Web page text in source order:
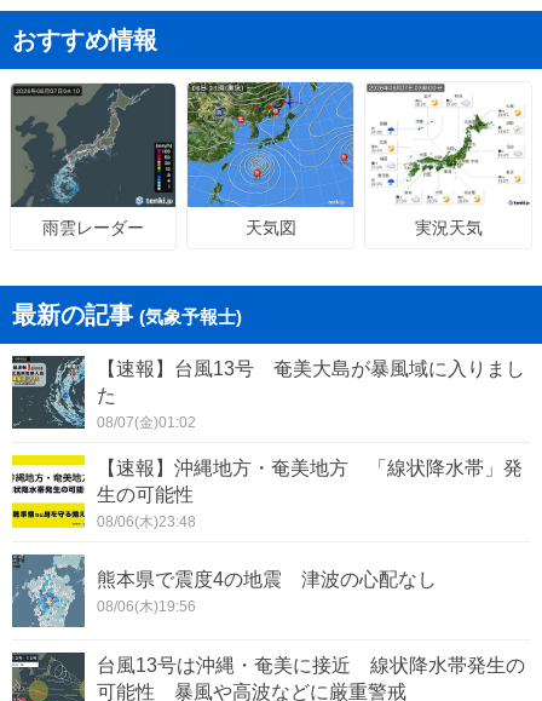
おすすめ情報
雨雲レーダー 天気図 実況天気
最新の記事 (気象予報士)
【速報】台風13号 奄美大島が暴風域に入りまし
た
08/07(金)01:02
【速報】沖縄地方・奄美地方 「線状降水帯」発
生の可能性
08/06(木)23:48
熊本県で震度4の地震 津波の心配なし
08/06(木)19:56
台風13号は沖縄・奄美に接近 線状降水帯発生の
可能性 暴風や高波などに厳重警戒